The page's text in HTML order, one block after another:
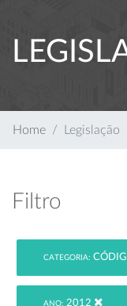
Home Legislação
Filtro
CATEGORIA:
ANO: 2012